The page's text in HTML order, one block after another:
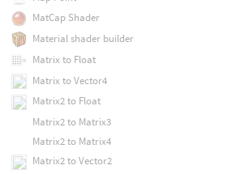
MatCap Shader
Material shader builder
Matrix to Float
Matrix to Vector4
Matrix2 to Float
Matrix2 to Matrix3
Matrix2 to Matrix4
Matrix2 to Vector2